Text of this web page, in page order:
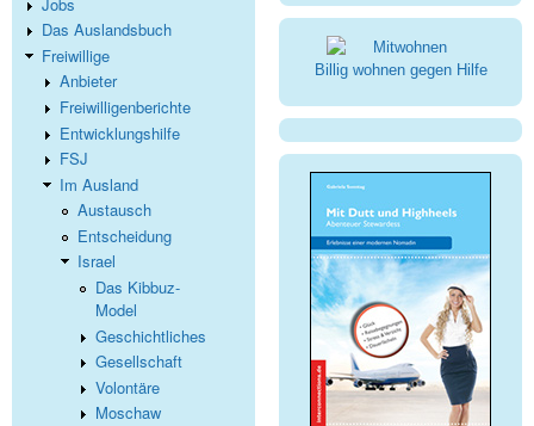
Das Auslandsbuch
Freiwillige
Anbieter
Freiwilligenberichte
Entwicklungshilfe
FSJ
Im Ausland
Austausch
Entscheidung
Israel
Das Kibbuz-
Model
Geschichtliches
Gesellschaft
Volontäre
Moschaw
Billig wohnen gegen Hilfe